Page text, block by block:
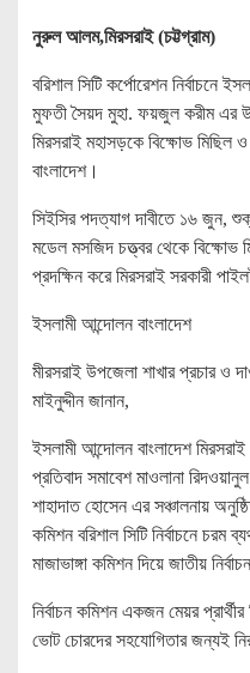
নুরুল আলম,মিরসরাই (চট্টগ্রাম)
বরিশাল সিটি কর্পোরেশন নির্বাচনে
মুফতী সৈয়দ মুহা. ফয়জুল করীম এর
মিরসরাই মহাসড়কে বিক্ষোভ মিছিল
বাংলাদেশ।
সিইসির পদত্যাগ দাবীতে ১৬ জুন,
মডেল মসজিদ চত্ত্বর থেকে বিক্ষোভ
প্রদক্ষিন করে মিরসরাই সরকারী
ইসলামী আন্দোলন বাংলাদেশ
মীরসরাই উপজেলা শাখার প্রচার ও
মাইনুদ্দীন জানান,
ইসলামী আন্দোলন বাংলাদেশ
প্রতিবাদ সমাবেশ মাওলানা
শাহাদাত হোসেন এর সঞ্চালনায়
কমিশন বরিশাল সিটি নির্বাচনে চরম
মাজাভাঙ্গা কমিশন দিয়ে জাতীয়
নির্বাচন কমিশন একজন মেয়র
ভোট চোরদের সহযোগিতার জন্যই